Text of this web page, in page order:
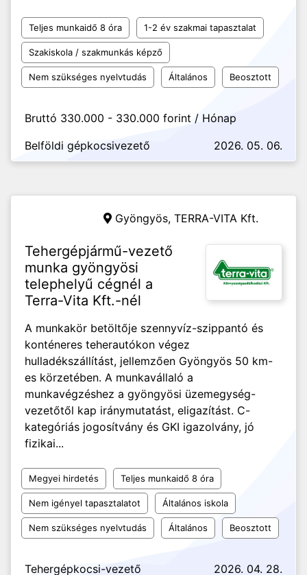
Teljes munkaidő 8 óra 1-2 év szakmai tapasztalat
Szakiskola / szakmunkás képző
Nem szükséges nyelvtudás Általános Beosztott
Bruttó 330.000 - 330.000 forint / Hónap
Belföldi gépkocsivezető
2026. 05. 06.
Gyöngyös, TERRA-VITA Kft.
Tehergépjármű-vezető
munka gyöngyösi
telephelyű cégnél a
Terra-Vita Kft.-nél
A munkakör betöltője szennyvíz-szippantó és
konténeres teherautókon végez
hulladékszállítást, jellemzően Gyöngyös 50 km-
es körzetében. A munkavállaló a
munkavégzéshez a gyöngyösi üzemegység-
vezetőtől kap iránymutatást, eligazítást. C-
kategóriás jogosítvány és GKI igazolvány, jó
fizikai...
Megyei hirdetés Teljes munkaidő 8 óra
Nem igényel tapasztalatot Általános iskola
Nem szükséges nyelvtudás Általános Beosztott
Tehergépkocsi-vezető 2026. 04. 28.